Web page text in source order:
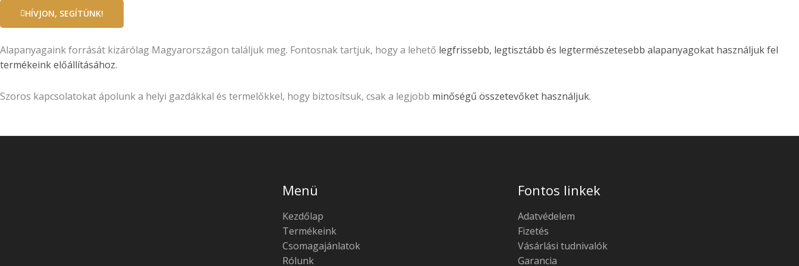
HÍVJON, SEGÍTÜNK!
Alapanyagaink forrását kizárólag Magyarországon találjuk meg. Fontosnak tartjuk, hogy a lehető legfrissebb, legtisztább és legtermészetesebb alapanyagokat használjuk fel
termékeink előállításához.
Szoros kapcsolatokat ápolunk a helyi gazdákkal és termelőkkel, hogy biztosítsuk, csak a legjobb minőségű összetevőket használjuk.
Menü
Kezdőlap
Termékeink
Csomagajánlatok
Rólunk
Fontos linkek
Adatvédelem
Fizetés
Vásárlási tudnivalók
Garancia